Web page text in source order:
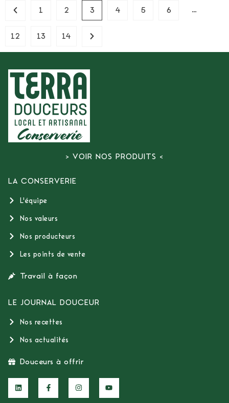
1 2 3 4 5 6 …
12 13 14
> VOIR NOS PRODUITS <
LA CONSERVERIE
L'équipe
Nos valeurs
Nos producteurs
Les points de vente
Travail à façon
LE JOURNAL DOUCEUR
Nos recettes
Nos actualités
Douceurs à offrir